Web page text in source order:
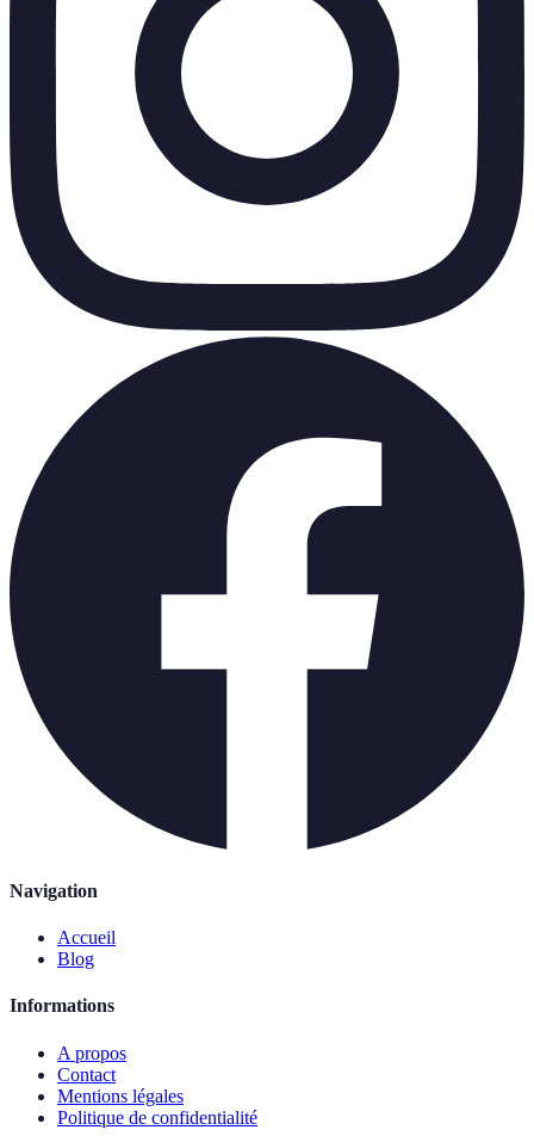
Navigation
Accueil
Blog
Informations
A propos
Contact
Mentions légales
Politique de confidentialité